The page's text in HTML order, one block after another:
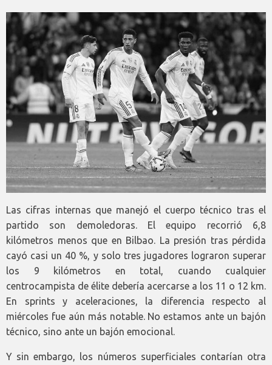
Las cifras internas que manejó el cuerpo técnico tras el
partido son demoledoras. El equipo recorrió 6,8
kilómetros menos que en Bilbao. La presión tras pérdida
cayó casi un 40 %, y solo tres jugadores lograron superar
los 9 kilómetros en total, cuando cualquier
centrocampista de élite debería acercarse a los 11 o 12 km.
En sprints y aceleraciones, la diferencia respecto al
miércoles fue aún más notable. No estamos ante un bajón
técnico, sino ante un bajón emocional.
Y sin embargo, los números superficiales contarían otra